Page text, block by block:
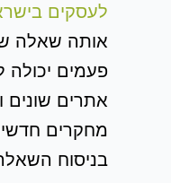
לעסקים
פעמים יכולה
אתרים שונים
מחקרים